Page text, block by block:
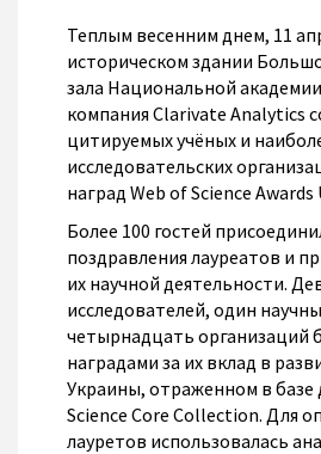
Теплым весенним днем, 11
историческом здании
зала Национальной
компания Clarivate Analytics
цитируемых учёных и
исследовательских
наград Web of Science Awards
Более 100 гостей
поздравления лауреатов и
их научной деятельности.
исследователей, один
четырнадцать организаций
наградами за их вклад в
Украины, отраженном в базе
Science Core Collection. Для
лауретов использовалась